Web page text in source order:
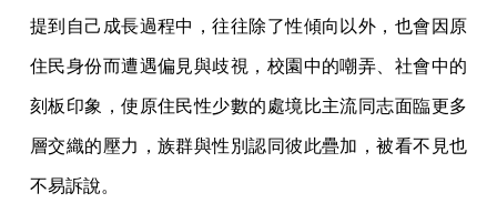
提到自己成長過程中，往往除了性傾向以外，也會因原
住民身份而遭遇偏見與歧視，校園中的嘲弄、社會中的
刻板印象，使原住民性少數的處境比主流同志面臨更多
層交織的壓力，族群與性別認同彼此疊加，被看不見也
不易訴說。